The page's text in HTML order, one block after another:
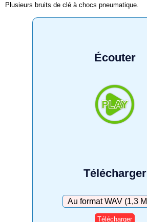
Plusieurs bruits de clé à chocs pneumatique.
Écouter
Télécharger
Télécharger